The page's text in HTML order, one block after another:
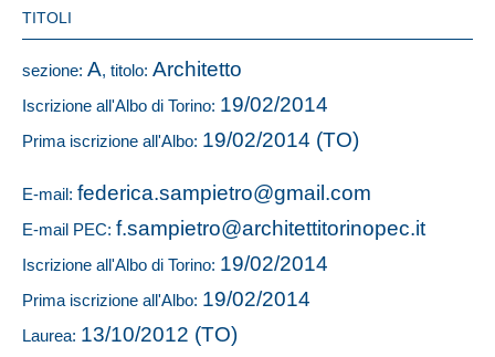
TITOLI
sezione: A, titolo: Architetto
Iscrizione all'Albo di Torino: 19/02/2014
Prima iscrizione all'Albo: 19/02/2014 (TO)
E-mail: federica.sampietro@gmail.com
E-mail PEC: f.sampietro@architettitorinopec.it
Iscrizione all'Albo di Torino: 19/02/2014
Prima iscrizione all'Albo: 19/02/2014
Laurea: 13/10/2012 (TO)